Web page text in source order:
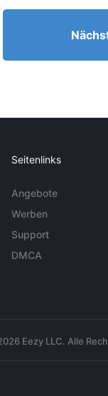
Seitenlinks
Angebote
Werben
Support
DMCA
Eezy LLC. Alle